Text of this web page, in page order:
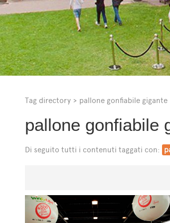
Tag directory > pallone gonfiabile gigante
pallone gonfiabile
Di seguito tutti i contenuti taggati con: